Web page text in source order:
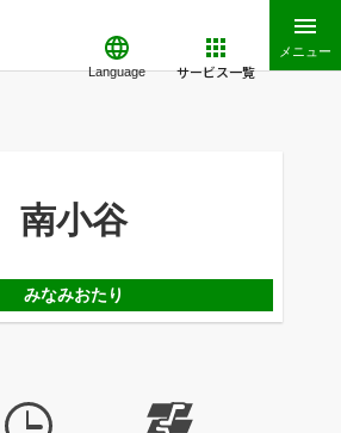
Language サービス一覧
メニュー
南小谷
みなみおたり